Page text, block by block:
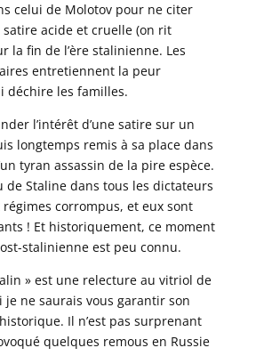
celui de Molotov pour ne citer
satire acide et cruelle (on rit
la fin de l’ère stalinienne. Les
entretiennent la peur
déchire les familles.
l’intérêt d’une satire sur un
longtemps remis à sa place dans
tyran assassin de la pire espèce.
de Staline dans tous les dictateurs
corrompus, et eux sont
! Et historiquement, ce moment
stalinienne est peu connu.
» est une relecture au vitriol de
je ne saurais vous garantir son
Il n’est pas surprenant
quelques remous en Russie